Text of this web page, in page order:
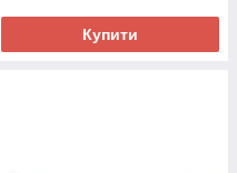
Купити